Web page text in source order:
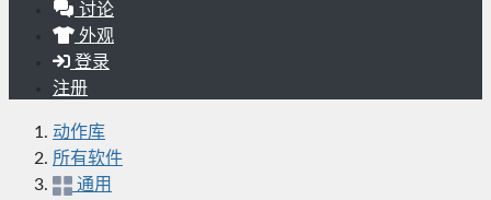
讨论
外观
登录
注册
动作库
所有软件
通用